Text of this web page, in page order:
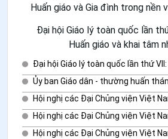
Huấn giáo và Gia đình trong nền
Đại hội Giáo lý toàn quốc lần
Huấn giáo và khai tâm
Hội nghị các Đại Chủng viện Việt